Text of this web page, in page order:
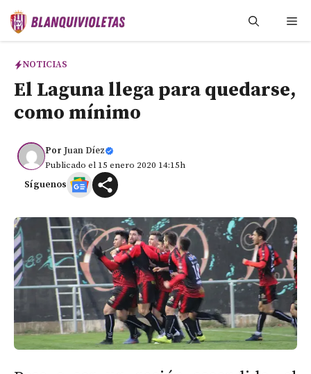
Saltar
NOTICIAS
El Laguna llega para quedarse,
como mínimo
Por Juan Díez
Publicado el 15 enero 2020 14:15h
Síguenos